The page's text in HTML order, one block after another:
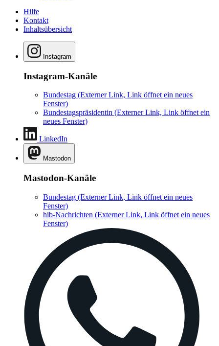
Hilfe
Kontakt
Inhaltsübersicht
Instagram
Instagram-Kanäle
Bundestag (Externer Link, Link öffnet ein neues
Fenster)
Bundestagspräsidentin (Externer Link, Link öffnet ein
neues Fenster)
LinkedIn
Mastodon
Mastodon-Kanäle
Bundestag (Externer Link, Link öffnet ein neues
Fenster)
hib-Nachrichten (Externer Link, Link öffnet ein neues
Fenster)